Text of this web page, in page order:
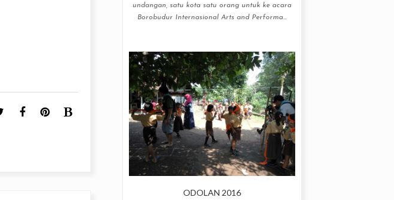
undangan, satu kota satu orang untuk ke acara
Borobudur Internasional Arts and Performa...
ODOLAN 2016